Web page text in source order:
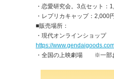
・恋愛研究会。3点セット：
・レプリカキャップ：2,000円
■販売場所：
・現代オンラインショップ
https://
・全国の上映劇場 ※一部